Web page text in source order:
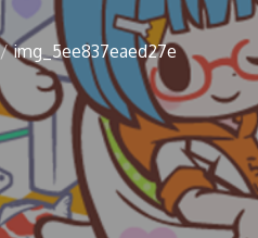
img_5ee837eaed27e